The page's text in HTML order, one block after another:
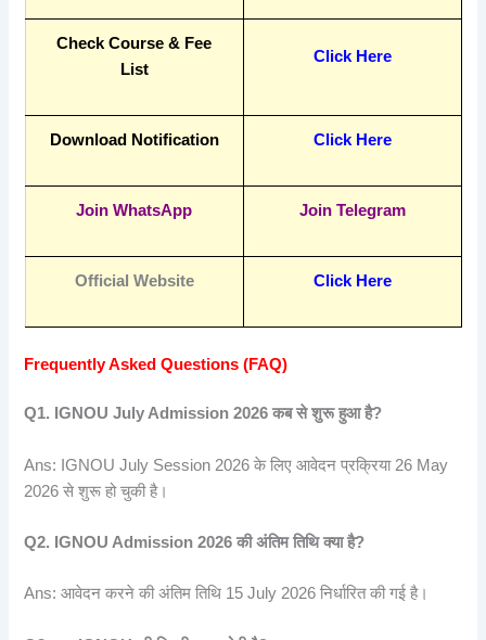
Check Course & Fee
List
Click Here
Download Notification Click Here
Join WhatsApp Join Telegram
Official Website Click Here
Frequently Asked Questions (FAQ)
Q1. IGNOU July Admission 2026कबसेशुरूहुआहै?
Ans: IGNOU July Session 2026 के लिए आवेदन प्रक्रिया 26 May
2026 से शुरू हो चुकी है।
Q2. IGNOU Admission 2026कीअंतिमतिथिक्याहै?
Ans: आवेदन करने की अंतिम तिथि 15 July 2026 निर्धारित की गई है।